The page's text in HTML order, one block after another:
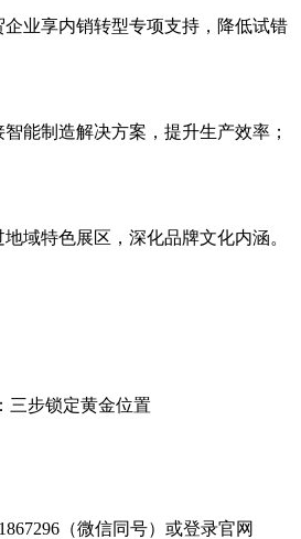
业享内销转型专项支持，降低试错
能制造解决方案，提升生产效率；
域特色展区，深化品牌文化内涵。
三步锁定黄金位置
（微信同号）或登录官网